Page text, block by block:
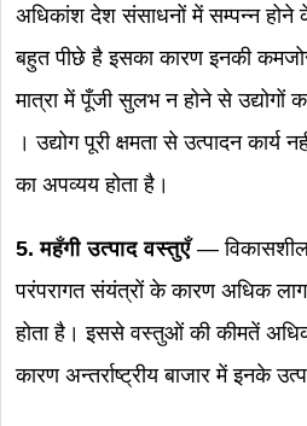
अधिकांश देश संसाधनों में सम्पन्न होने
बहुत पीछे है इसका कारण इनकी कमजोर
मात्रा में पूँजी सुलभ न होने से उद्योगों
। उद्योग पूरी क्षमता से उत्पादन
का अपव्यय होता है।
5. महँगी उत्पाद वस्तुएँ— विकासशील
परंपरागत संयंत्रों के कारण अधिक
होता है। इससे वस्तुओं की कीमतें
कारण अन्तर्राष्ट्रीय बाजार में इनके